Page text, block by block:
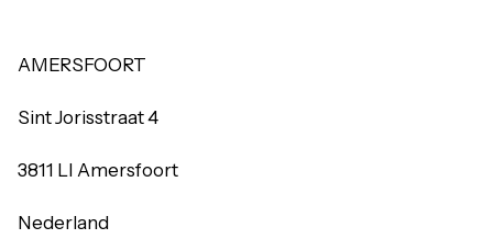
AMERSFOORT
Sint Jorisstraat 4
3811 LI Amersfoort
Nederland